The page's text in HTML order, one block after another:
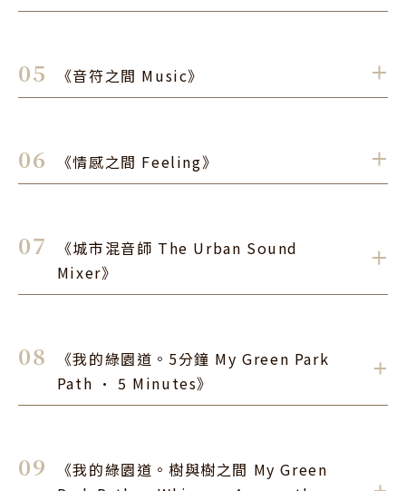
用書法呈現美食的溫度，主文字用暖心/沁涼，背景文
用書法呈現時間概念，從九月開始每個月兩個節氣名稱
面成為一件互動式作品。
05 《音符之間 Music》 ．
閉上眼，你聽見甚麼聲音? 什麼聲音令你感受美好?令
但倘若在早晨5點一刻，漫步綠園道，你將會發現，華
麗且優雅的歌聲，穿梭在水泥叢林中。我以筆墨畫下了
音符，願你我都能享受那最純粹自然的樂章。
06 《情感之間 Feeling》 ．
每逢秋季，微醺爵士樂、美食、草地野餐是我在台中最
享受的時刻，在城市之中我們彼此不相識，但透過音樂
07
《城市混音師 The Urban Sound
Mixer》
．
收集台中的環境聲、電子、節奏及旋律等素材，利用混
音的概念來疊加及組合這些聲音，讓自己變成城市的混
下留念。
08
《我的綠園道。5分鐘 My Green Park
Path · 5 Minutes》
．
09
《我的綠園道。樹與樹之間 My Green